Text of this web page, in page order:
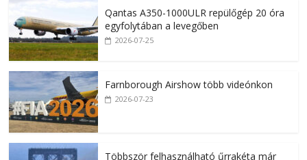
Qantas A350-1000ULR repülőgép 20 óra
egyfolytában a levegőben
2026-07-25
Farnborough Airshow több videónkon
2026-07-23
Többször felhasználható űrrakéta már